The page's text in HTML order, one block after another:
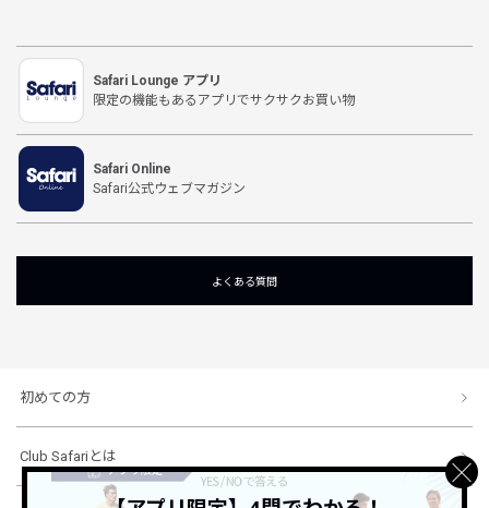
Safari Lounge アプリ
限定の機能もあるアプリでサクサクお買い物
Safari Online
Safari公式ウェブマガジン
よくある質問
初めての方
Club Safariとは